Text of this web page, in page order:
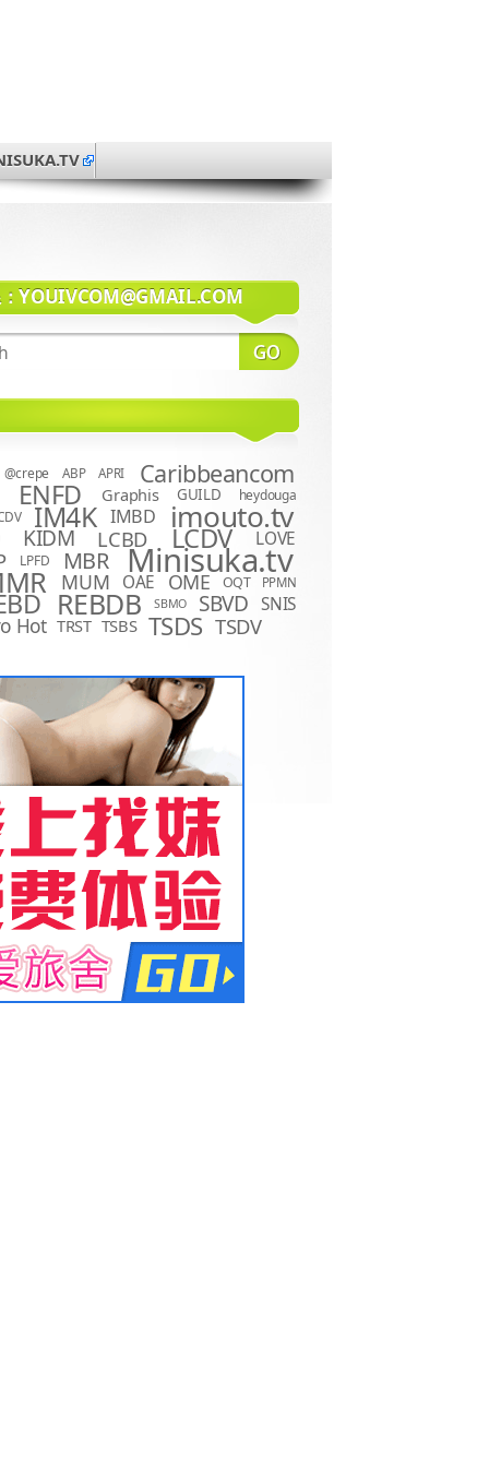
YOUIVCOM@GMAIL.COM
@crepe ABP APRI Caribbeancom
ENFD Graphis GUILD heydouga
IM4K IMBD imouto.tv
KIDM LCBD LCDV LOVE
LPFD MBR Minisuka.tv
MUM OAE OME OQT
PPMN
REBDB SBMO SBVD SNIS
Hot TRST TSBS TSDS TSDV